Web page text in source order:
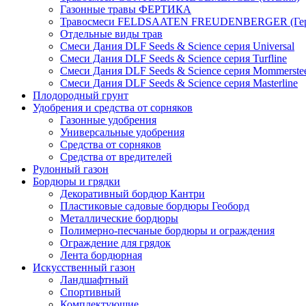
Газонные травы ФЕРТИКА
Травосмеси FELDSAATEN FREUDENBERGER
Отдельные виды трав
Смеси Дания DLF Seeds & Sciеnce серия Universal
Смеси Дания DLF Seeds & Sciеnce серия Turfline
Смеси Дания DLF Seeds & Sciеnce серия
Смеси Дания DLF Seeds & Sciеnce серия Masterline
Плодородный грунт
Удобрения и средства от сорняков
Газонные удобрения
Универсальные удобрения
Средства от сорняков
Средства от вредителей
Рулонный газон
Бордюры и грядки
Декоративный бордюр Кантри
Пластиковые садовые бордюры Геоборд
Металлические бордюры
Полимерно-песчаные бордюры и ограждения
Ограждение для грядок
Лента бордюрная
Искусственный газон
Ландшафтный
Спортивный